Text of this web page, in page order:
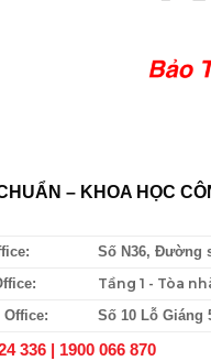
– KHOA HỌC
Số N36, Đường
Tầng 1 - Tòa
Office: Số 10 Lỗ Giáng
336 | 1900 066 870